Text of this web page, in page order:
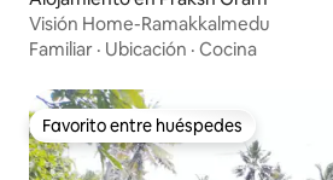
Visión Home-Ramakkalmedu
Familiar · Ubicación · Cocina
Favorito entre huéspedes
Favorito entre huéspedes